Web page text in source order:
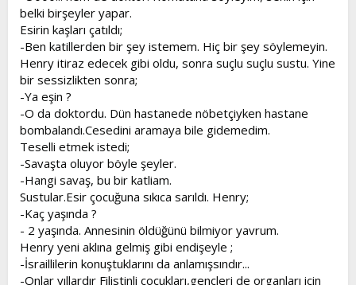
belki birşeyler yapar.
Esirin kaşları çatıldı;
-Ben katillerden bir şey istemem. Hiç bir şey söylemeyin.
Henry itiraz edecek gibi oldu, sonra suçlu suçlu sustu. Yine
bir sessizlikten sonra;
-Ya eşin ?
-O da doktordu. Dün hastanede nöbetçiyken hastane
bombalandı.Cesedini aramaya bile gidemedim.
Teselli etmek istedi;
-Savaşta oluyor böyle şeyler.
-Hangi savaş, bu bir katliam.
Sustular.Esir çocuğuna sıkıca sarıldı. Henry;
-Kaç yaşında ?
- 2 yaşında. Annesinin öldüğünü bilmiyor yavrum.
Henry yeni aklına gelmiş gibi endişeyle ;
-İsraillilerin konuştuklarını da anlamışsındır...
-Onlar yıllardır Filistinli çocukları,gençleri de organları için